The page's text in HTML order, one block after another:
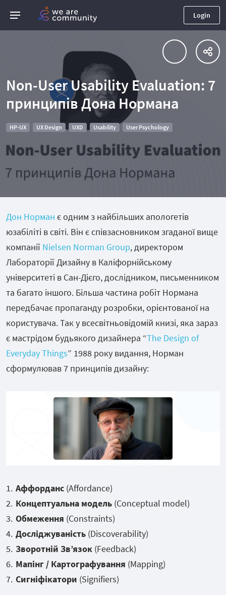
Login
Non-User Usability Evaluation: 7
принципів Дона Нормана
HP-UX UX Design UXD Usability User Psychology
Дон Норман є одним з найбільших апологетів
юзабіліті в світі. Він є співзасновником згаданої вище
компанії Nielsen Norman Group, директором
Лабораторії Дизайну в Каліфорнійському
університеті в Сан-Дієго, дослідником, письменником
та багато іншого. Більша частина робіт Нормана
передбачає пропаганду розробки, орієнтованої на
користувача. Так у всесвітньовідомій книзі, яка зараз
є мастрідом будьякого дизайнера “The Design of
Everyday Things” 1988 року видання, Норман
сформулював 7 принципів дизайну:
Аффорданс (Affordance)
Концептуальна модель (Conceptual model)
Обмеження (Constraints)
Досліджуваність (Discoverability)
Зворотній Зв’язок (Feedback)
Мапінг / Картографування (Mapping)
Сигніфікатори (Signifiers)